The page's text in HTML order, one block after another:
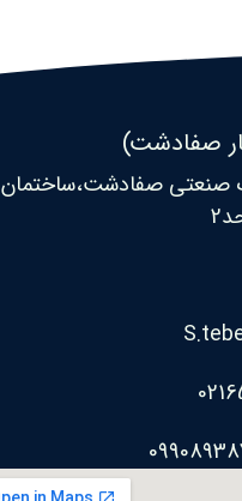
صفادشت)
صنعتی صفادشت،ساختمان